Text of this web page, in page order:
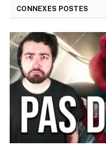
CONNEXES POSTES